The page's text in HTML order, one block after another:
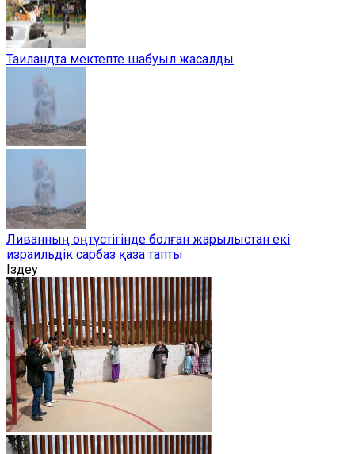
Таиландта мектепте шабуыл жасалды
Ливанның оңтүстігінде болған жарылыстан екі
израильдік сарбаз қаза тапты
Іздеу